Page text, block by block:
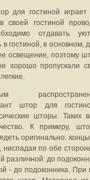
для гостиной
гостиной
отдавать
гостиной, в основном,
освещение, поэтому
хорошо пропускали
штор для
шторы. Таких
К примеру,
оригинально:
ниспадая по обе
различной: до
- до подоконника.